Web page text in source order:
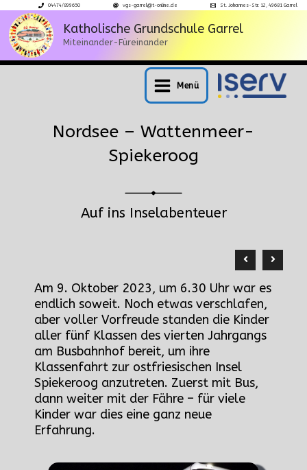
Zum
Inhalt
springen
04474/899650 vgs-garrel@t-online.de St. Johannes-Str. 12, 49681 Garrel
Katholische Grundschule Garrel
Miteinander-Füreinander
Main
Menu
Menü
Nordsee – Wattenmeer-
Spiekeroog
Auf ins Inselabenteuer
Am 9. Oktober 2023, um 6.30 Uhr war es
endlich soweit. Noch etwas verschlafen,
aber voller Vorfreude standen die Kinder
aller fünf Klassen des vierten Jahrgangs
am Busbahnhof bereit, um ihre
Klassenfahrt zur ostfriesischen Insel
Spiekeroog anzutreten. Zuerst mit Bus,
dann weiter mit der Fähre – für viele
Kinder war dies eine ganz neue
Erfahrung.